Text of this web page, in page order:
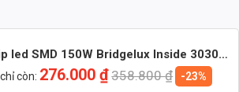
LED – tư vấn nhanh & giá tận xưởng
+ Công suất + Số lượng để nhận báo giá
led SMD 150W Bridgelux Inside 3030 –
Input 32V – 165 LED
còn: 276.000₫358.800₫
-23%